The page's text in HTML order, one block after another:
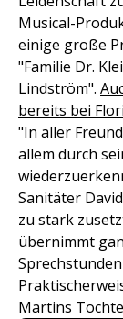
Musical-
einige große
"Familie Dr.
Lindström".
bereits bei
"In aller
allem durch
Sanitäter
zu stark
übernimmt
Martins